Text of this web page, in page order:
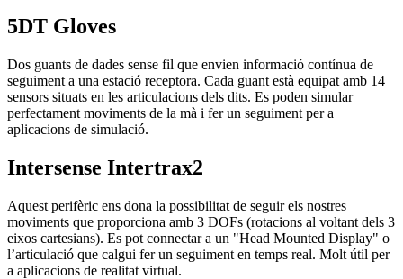
5DT Gloves
Dos guants de dades sense fil que envien informació contínua de
seguiment a una estació receptora. Cada guant està equipat amb 14
sensors situats en les articulacions dels dits. Es poden simular
perfectament moviments de la mà i fer un seguiment per a
aplicacions de simulació.
Intersense Intertrax2
Aquest perifèric ens dona la possibilitat de seguir els nostres
moviments que proporciona amb 3 DOFs (rotacions al voltant dels 3
eixos cartesians). Es pot connectar a un "Head Mounted Display" o
l’articulació que calgui fer un seguiment en temps real. Molt útil per
a aplicacions de realitat virtual.